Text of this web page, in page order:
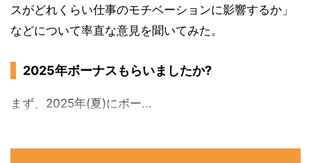
スがどれくらい仕事のモチベーションに影響するか」
などについて率直な意見を聞いてみた。
2025年ボーナスもらいましたか?
まず、2025年(夏)にボー...